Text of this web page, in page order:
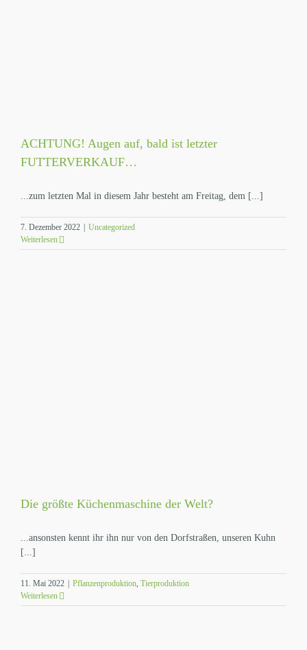
ACHTUNG! Augen auf, bald ist letzter
FUTTERVERKAUF…
...zum letzten Mal in diesem Jahr besteht am Freitag, dem [...]
7. Dezember 2022 | Uncategorized
Weiterlesen
Die größte Küchenmaschine der Welt?
...ansonsten kennt ihr ihn nur von den Dorfstraßen, unseren Kuhn
[...]
11. Mai 2022 | Pflanzenproduktion Tierproduktion
Weiterlesen